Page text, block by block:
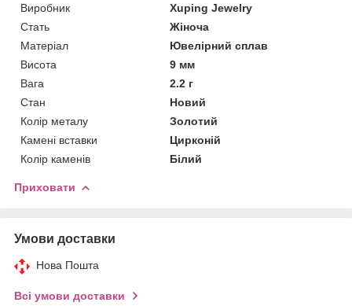
Виробник
Xuping Jewelry
Стать
Жіноча
Матеріал
Ювелірний сплав
Висота
9 мм
Вага
2.2 г
Стан
Новий
Колір металу
Золотий
Камені вставки
Цирконій
Колір каменів
Білий
Приховати
Умови доставки
Нова Пошта
Всі умови доставки